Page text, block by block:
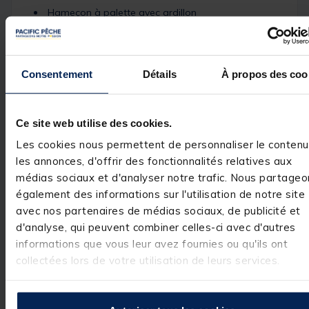
Consentement Détails À propos des
Ce site web utilise des cookies.
Les cookies nous permettent de personnaliser le
les annonces, d'offrir des fonctionnalités relatives aux
médias sociaux et d'analyser notre trafic. Nous
également des informations sur l'utilisation de notre site
avec nos partenaires de médias sociaux, de publicité et
d'analyse, qui peuvent combiner celles-ci avec d'autres
informations que vous leur avez fournies ou qu'ils ont
collectées lors de votre utilisation de leurs services.
Hameçon à palette avec ardillon
Plombée groupée avec 5 plombs
Spécifications
Réf.
152346-1
Marque